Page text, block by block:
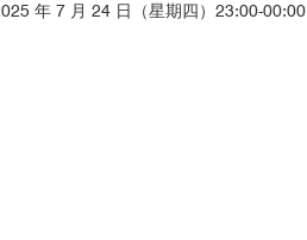
年 7 月 24 日（星期四）23:00-00:00